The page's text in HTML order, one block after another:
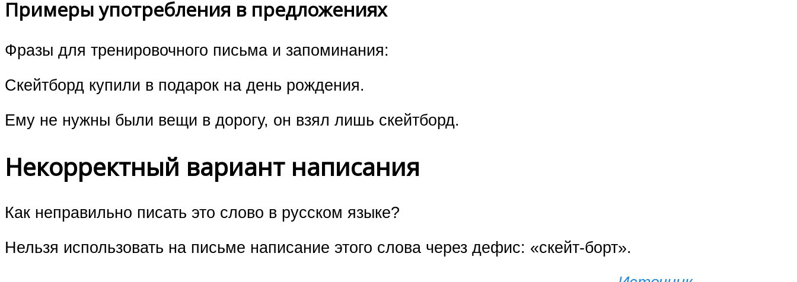
Примеры употребления в предложениях
Фразы для тренировочного письма и запоминания:
Скейтборд купили в подарок на день рождения.
Ему не нужны были вещи в дорогу, он взял лишь скейтборд.
Некорректный вариант написания
Как неправильно писать это слово в русском языке?
Нельзя использовать на письме написание этого слова через дефис: «скейт-борт».